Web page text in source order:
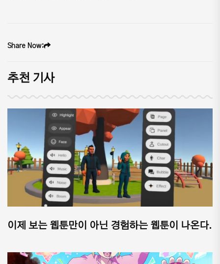
Share Now:
추천 기사
이제 보는 웹툰만이 아닌 경험하는 웹툰이 나온다.